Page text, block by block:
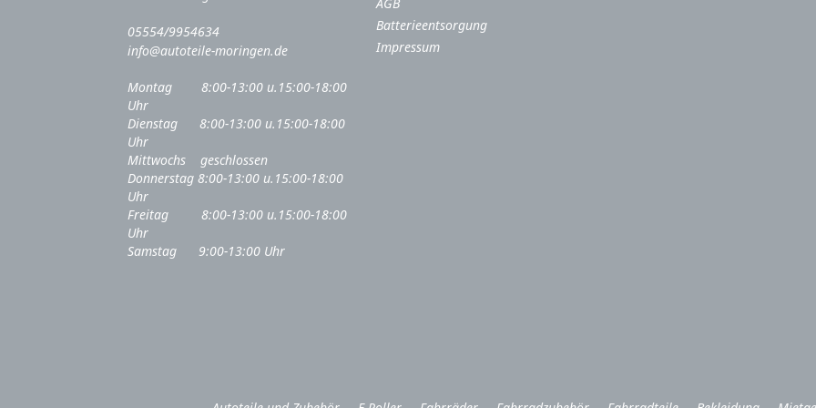
05554/9954634
info@autoteile-moringen.de
Montag 8:00-13:00 u.15:00-18:00
Uhr
Dienstag 8:00-13:00 u.15:00-18:00
Uhr
Mittwochs geschlossen
Donnerstag 8:00-13:00 u.15:00-18:00
Uhr
Freitag 8:00-13:00 u.15:00-18:00
Uhr
Samstag 9:00-13:00 Uhr
Batterieentsorgung
Impressum